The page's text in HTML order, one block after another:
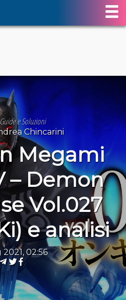
Guide e Soluzioni
Chincarini
Megami
– Demon
Vol.027
e analisi
2021, 02:56